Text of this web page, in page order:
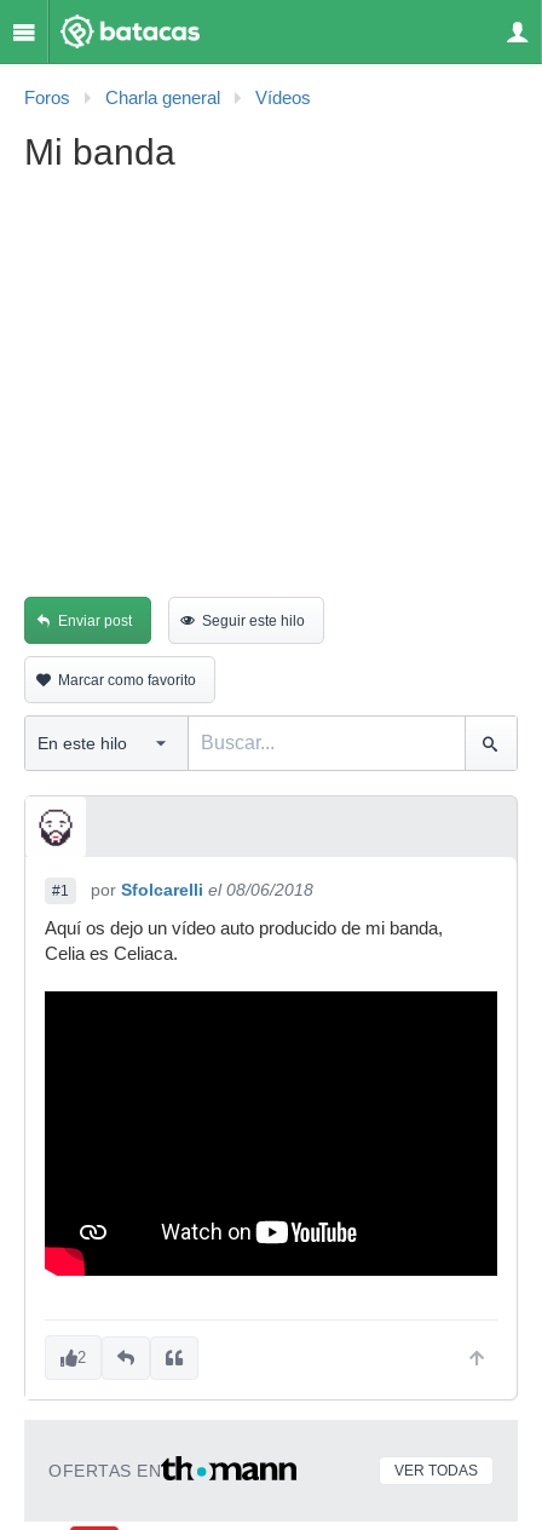
Foros Charla general Vídeos
Mi banda
Enviar post Seguir este hilo
Marcar como favorito
#1 por Sfolcarelli el 08/06/2018
Aquí os dejo un vídeo auto producido de mi banda,
Celia es Celiaca.
2
OFERTAS EN VER TODAS